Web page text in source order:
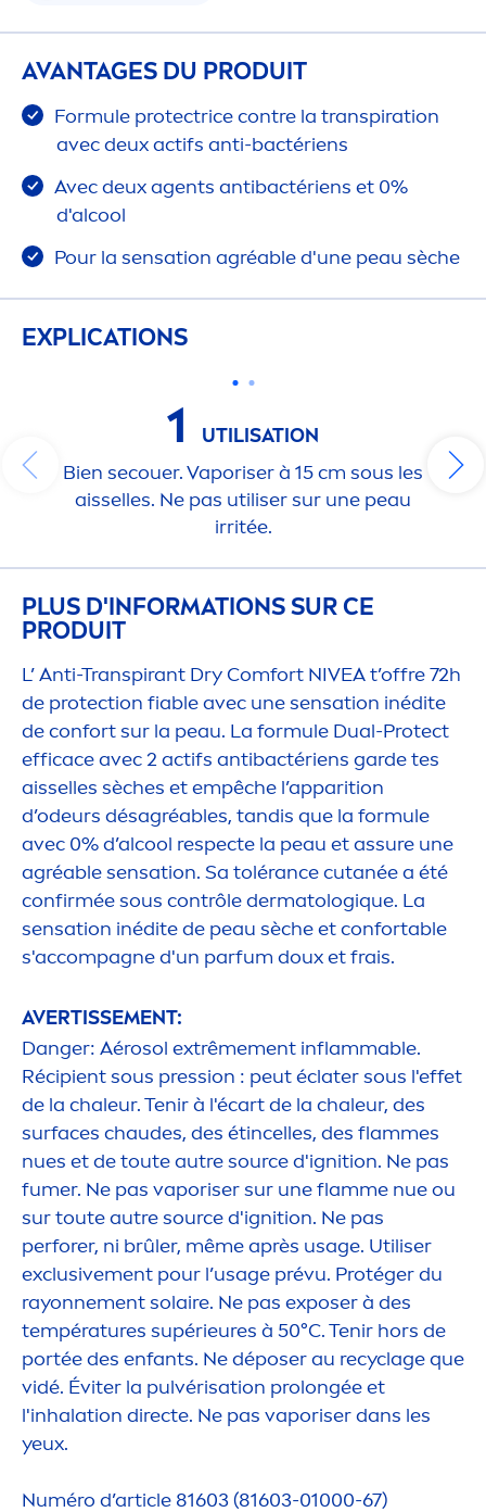
AVANTAGES DU PRODUIT
Formule protectrice contre la transpiration
avec deux actifs anti-bactériens
Avec deux agents antibactériens et 0%
d'alcool
Pour la sensation agréable d'une peau sèche
EXPLICATIONS
1
UTILISATION
Bien secouer. Vaporiser à 15 cm sous les
aisselles. Ne pas utiliser sur une peau
irritée.
PLUS D'INFORMATIONS SUR CE
PRODUIT
L’ Anti-Transpirant Dry Comfort NIVEAt’offre 72h
de protection fiable avec unesensation inédite
de confort sur la peau. La formule Dual-Protect
efficace avec 2 actifs antibactériens garde tes
aisselles sèches et empêche l’apparition
d’odeurs désagréables, tandis que la formule
avec 0% d’alcool respecte la peau et assure une
agréablesensation. Sa tolérance cutanée a été
confirmée sous contrôle dermatologique. La
sensation inédite de peau sèche et confortable
s'accompagne d'un parfum doux et frais.
AVERTISSEMENT:
Danger: Aérosol extrêmement inflammable.
Récipient sous pression : peut éclater sous l'effet
de la chaleur. Tenir à l'écart de la chaleur, des
surfaces chaudes, des étincelles, des flammes
nues et de toute autre source d'ignition. Ne pas
fumer. Ne pas vaporiser sur une flamme nue ou
sur toute autre source d'ignition. Ne pas
perforer, ni brûler, même après usage. Utiliser
exclusivement pour l’usage prévu. Protéger du
rayonnement solaire. Ne pas exposer à des
températures supérieures à 50°C. Tenir hors de
portée des enfants. Ne déposer au recyclage que
vidé. Éviter la pulvérisation prolongée et
l'inhalation directe. Ne pas vaporiser dans les
yeux.
Numéro d’article 81603 (81603-01000-67)